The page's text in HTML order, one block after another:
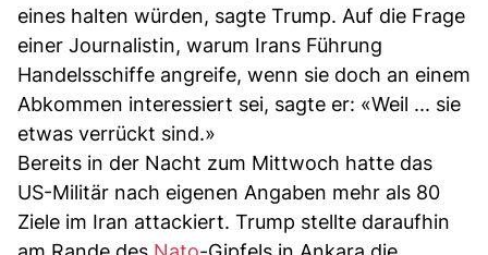
eines halten würden, sagte Trump. Auf die Frage
einer Journalistin, warum Irans Führung
Handelsschiffe angreife, wenn sie doch an einem
Abkommen interessiert sei, sagte er: «Weil ... sie
etwas verrückt sind.»
Bereits in der Nacht zum Mittwoch hatte das
US-Militär nach eigenen Angaben mehr als 80
Ziele im Iran attackiert. Trump stellte daraufhin